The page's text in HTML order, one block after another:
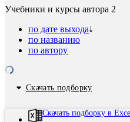
Учебники и курсы автора 2
по дате выхода
по названию
по автору
Скачать подборку
Скачать подборку в